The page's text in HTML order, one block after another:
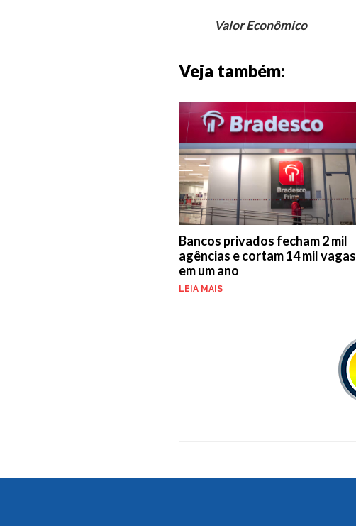
Valor Econômico
Veja também:
Bancos privados fecham 2 mil
agências e cortam 14 mil vagas
em um ano
LEIA MAIS